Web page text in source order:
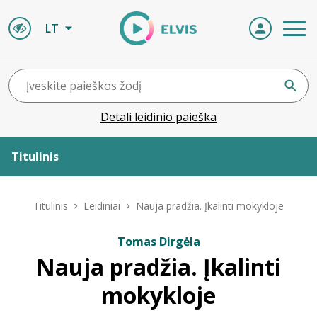
LT
Detali leidinio paieška
Titulinis
ELVIS atvyksta
Titulinis Leidiniai Nauja pradžia. Įkalinti mokykloje
Tomas Dirgėla
Nauja pradžia. Įkalinti
mokykloje